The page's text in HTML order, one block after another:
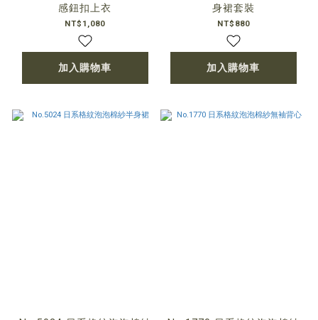
感鈕扣上衣
NT$1,080
加入購物車
身裙套裝
NT$880
加入購物車